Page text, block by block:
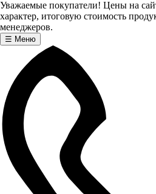
Уважаемые покупатели! Цены на
характер, итоговую стоимость
менеджеров.
☰ Меню